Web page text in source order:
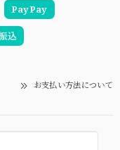
PayPay
込
お支払い方法について